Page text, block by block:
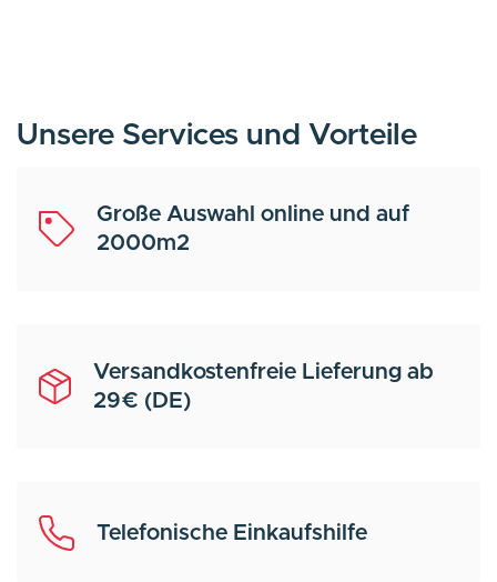
Unsere Services und Vorteile
Große Auswahl online und auf
2000m2
Versandkostenfreie Lieferung ab
29€ (DE)
Telefonische Einkaufshilfe